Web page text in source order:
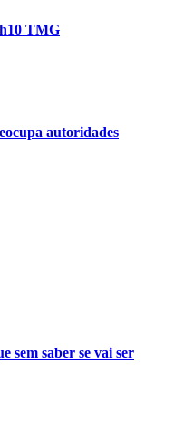
TMG
autoridades
sem saber se vai ser